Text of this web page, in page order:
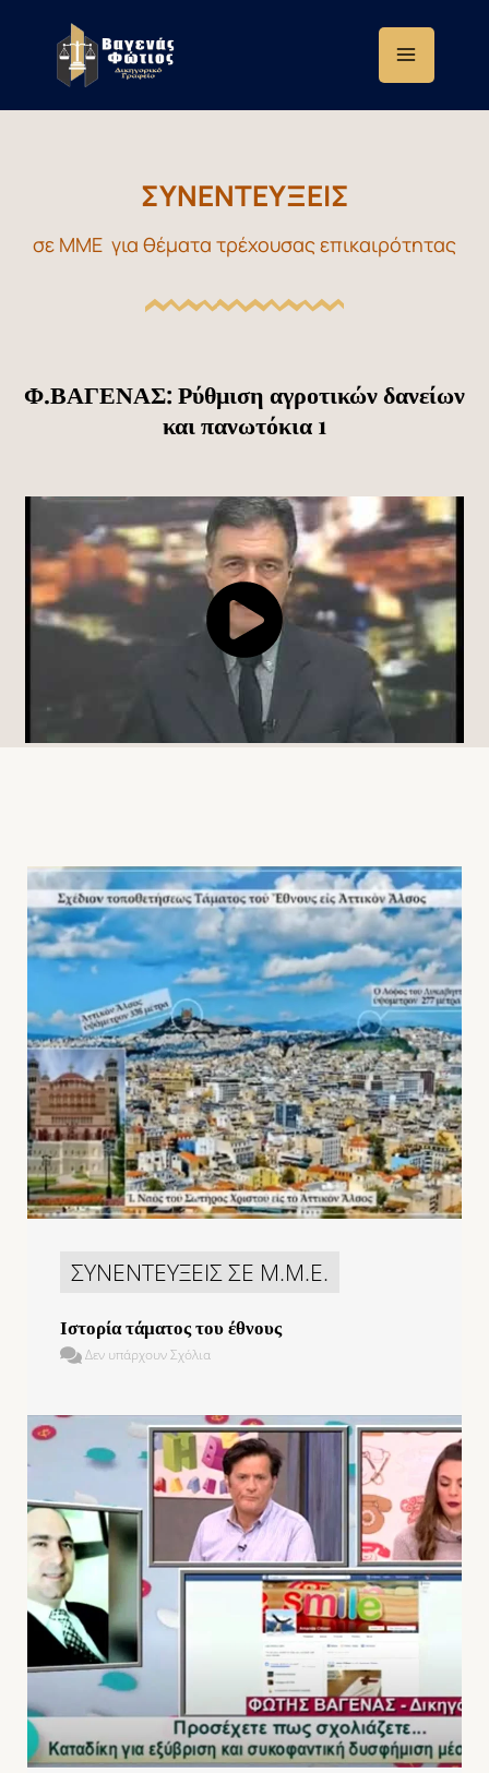
Μετάβαση
περιεχόμενο
ΣΥΝΕΝΤΕΥΞΕΙΣ
σε ΜΜΕ για θέματα τρέχουσας επικαιρότητας
Φ.ΒΑΓΕΝΑΣ: Ρύθμιση αγροτικών δανείων
και πανωτόκια 1
ΒΑΓΕΝΑΣ Φ. ΔΙΚΗΓΟΡΟΣ, ΡΥΘΜΙΣΗ
ΑΓΡΟΤΙΚΩΝ ΔΑΝΕΙΩΝ ΚΑΙ ΠΑΝΩΤΟΚΙΑ
ΣΥΝΕΝΤΕΥΞΕΙΣ ΣΕ Μ.Μ.Ε.
Ιστορία τάματος του έθνους
Δεν υπάρχουν Σχόλια